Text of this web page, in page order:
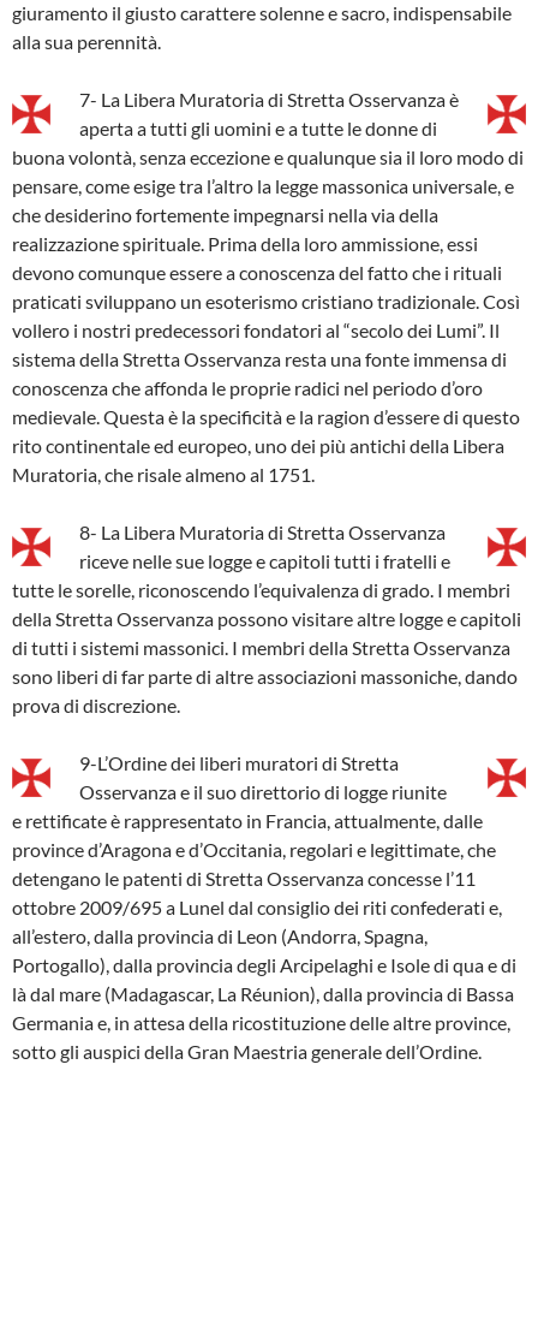
giuramento il giusto carattere solenne e sacro, indispensabile
alla sua perennità.
7- La Libera Muratoria di Stretta Osservanza è
aperta a tutti gli uomini e a tutte le donne di
buona volontà, senza eccezione e qualunque sia il loro modo di
pensare, come esige tra l’altro la legge massonica universale, e
che desiderino fortemente impegnarsi nella via della
realizzazione spirituale. Prima della loro ammissione, essi
devono comunque essere a conoscenza del fatto che i rituali
praticati sviluppano un esoterismo cristiano tradizionale. Così
vollero i nostri predecessori fondatori al “secolo dei Lumi”. Il
sistema della Stretta Osservanza resta una fonte immensa di
conoscenza che affonda le proprie radici nel periodo d’oro
medievale. Questa è la specificità e la ragion d’essere di questo
rito continentale ed europeo, uno dei più antichi della Libera
Muratoria, che risale almeno al 1751.
8- La Libera Muratoria di Stretta Osservanza
riceve nelle sue logge e capitoli tutti i fratelli e
tutte le sorelle, riconoscendo l’equivalenza di grado. I membri
della Stretta Osservanza possono visitare altre logge e capitoli
di tutti i sistemi massonici. I membri della Stretta Osservanza
sono liberi di far parte di altre associazioni massoniche, dando
prova di discrezione.
9-L’Ordine dei liberi muratori di Stretta
Osservanza e il suo direttorio di logge riunite
e rettificate è rappresentato in Francia, attualmente, dalle
province d’Aragona e d’Occitania, regolari e legittimate, che
detengano le patenti di Stretta Osservanza concesse l’11
ottobre 2009/695 a Lunel dal consiglio dei riti confederati e,
all’estero, dalla provincia di Leon (Andorra, Spagna,
Portogallo), dalla provincia degli Arcipelaghi e Isole di qua e di
là dal mare (Madagascar, La Réunion), dalla provincia di Bassa
Germania e, in attesa della ricostituzione delle altre province,
sotto gli auspici della Gran Maestria generale dell’Ordine.